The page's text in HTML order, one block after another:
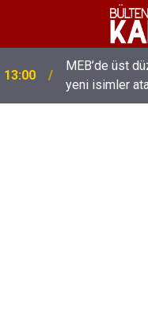
13:00
MEB’de üst
yeni isimler